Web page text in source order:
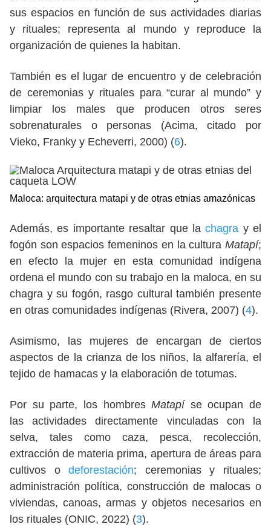
sus espacios en función de sus actividades diarias
y rituales; representa al mundo y reproduce la
organización de quienes la habitan.
También es el lugar de encuentro y de celebración
de ceremonias y rituales para “curar al mundo” y
limpiar los males que producen otros seres
sobrenaturales o personas (Acima, citado por
Vieko, Franky y Echeverri, 2000) (6).
Maloca: arquitectura matapi y de otras etnias amazónicas
Además, es importante resaltar que lachagra y el
fogón son espacios femeninos en la cultura Matapí;
en efecto la mujer en esta comunidad indígena
ordena el mundo con su trabajo en la maloca, en su
chagra y su fogón, rasgo cultural también presente
en otras comunidades indígenas (Rivera, 2007) (4).
Asimismo, las mujeres de encargan de ciertos
aspectos de la crianza de los niños, la alfarería, el
tejido de hamacas y la elaboración de totumas.
Por su parte, los hombresMatapíse ocupan de
las actividades directamente vinculadas con la
selva, tales como caza, pesca, recolección,
extracción de materia prima, apertura de áreas para
cultivos odeforestación; ceremonias y rituales;
administración política, construcción de malocas o
viviendas, canoas, armas y objetos necesarios en
los rituales (ONIC, 2022) (3).